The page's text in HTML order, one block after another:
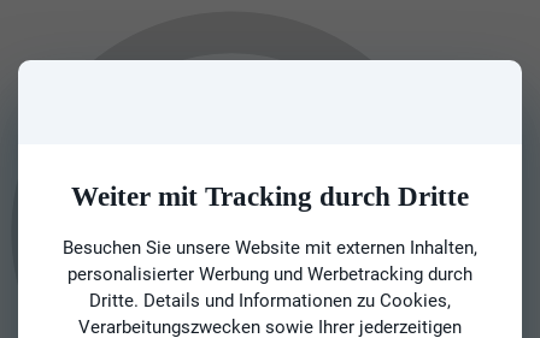
Weiter mit Tracking durch Dritte
Besuchen Sie unsere Website mit externen Inhalten,
personalisierter Werbung und Werbetracking durch
Dritte. Details und Informationen zu Cookies,
Verarbeitungszwecken sowie Ihrer jederzeitigen